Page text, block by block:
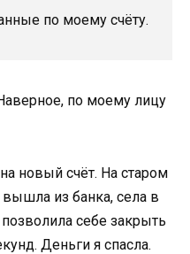
по моему счёту.
по моему лицу
новый счёт. На старом
из банка, села в
себе закрыть
Деньги я спасла.